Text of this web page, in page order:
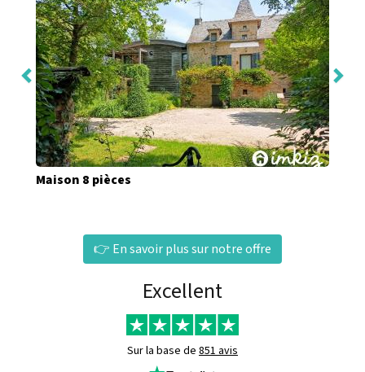
Maison 8 pièces
👉 En savoir plus sur notre offre
Excellent
Sur la base de 851 avis